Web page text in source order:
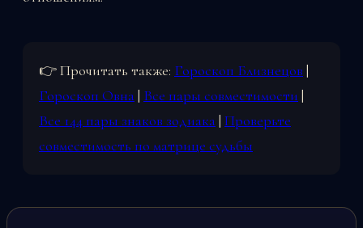
👉 Прочитать также: Гороскоп Близнецов |
Гороскоп Овна| Все пары совместимости |
Все 144 пары знаков зодиака| Проверьте
совместимость по матрице судьбы